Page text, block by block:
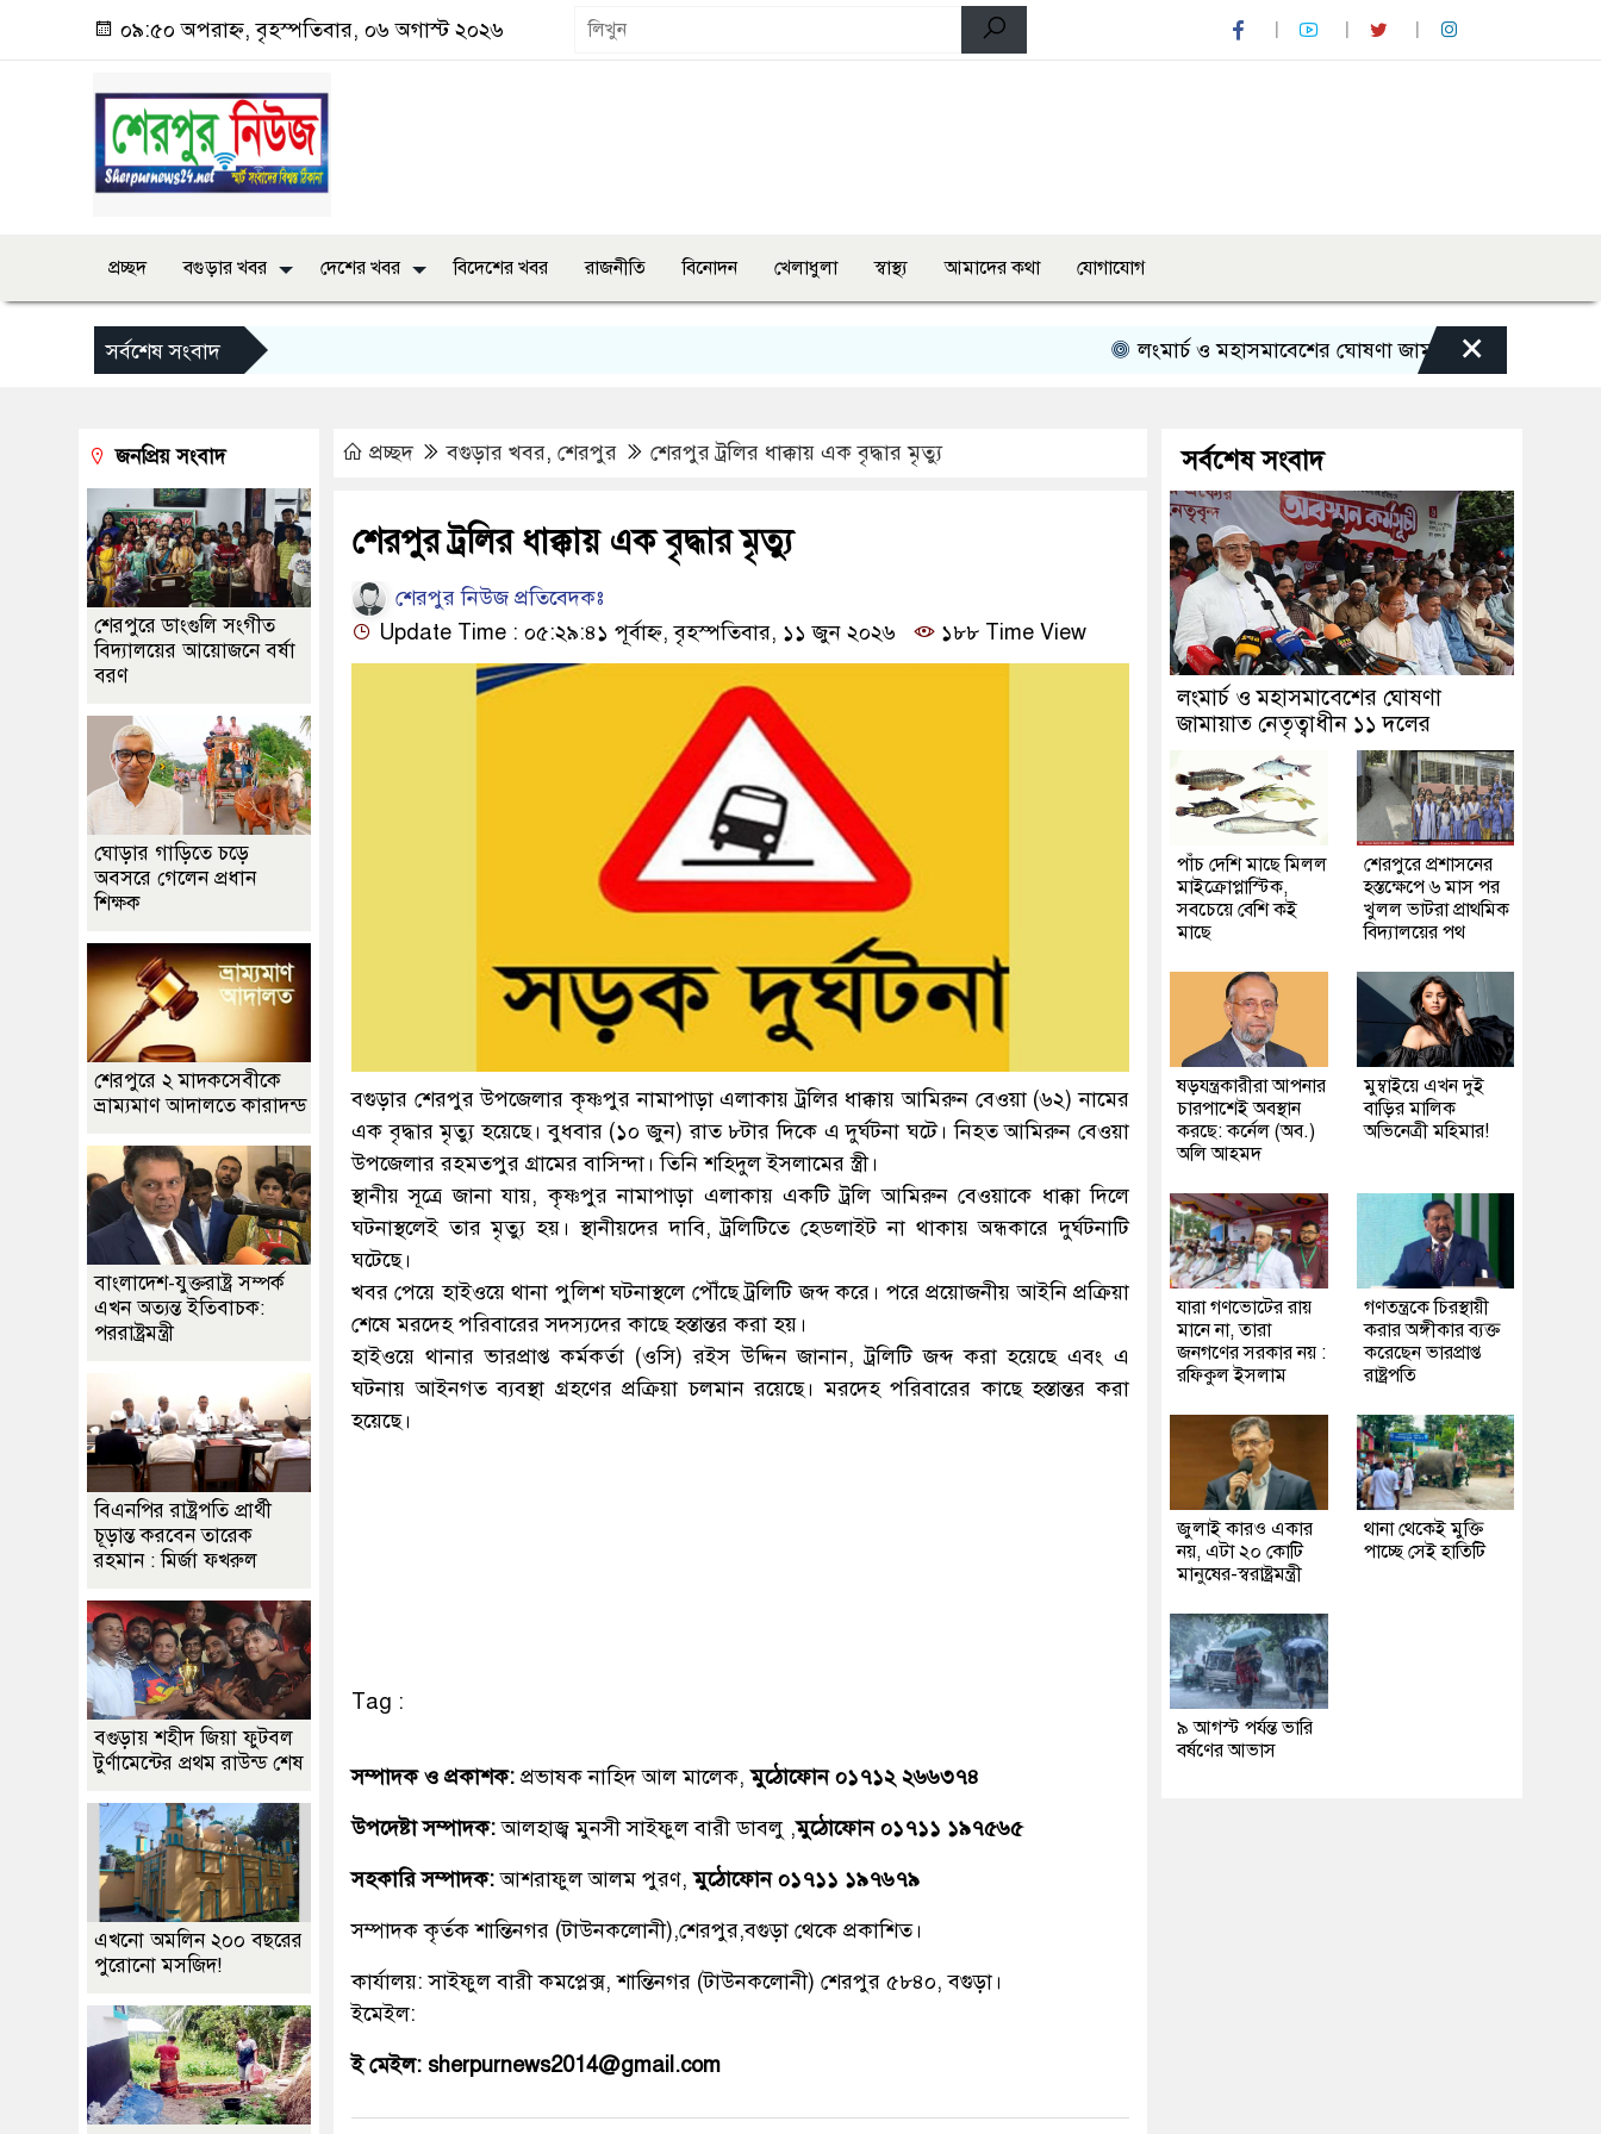
০৯:৫০ অপরাহ্ন, বৃহস্পতিবার, ০৬ অগাস্ট ২০২৬
প্রচ্ছদ বগুড়ার খবর দেশের খবর বিদেশের খবর রাজনীতি বিনোদন খেলাধুলা স্বাস্থ্য আমাদের কথা যোগাযোগ
সর্বশেষ সংবাদ লংমার্চ ও মহাসমাবেশের ঘোষণা জামায়াত নেতৃত্বাধীন ১১ দলের
×
প্রচ্ছদ বগুড়ার খবর, শেরপুর শেরপুর ট্রলির ধাক্কায় এক বৃদ্ধার মৃত্যু
শেরপুর ট্রলির ধাক্কায় এক বৃদ্ধার মৃত্যু
শেরপুর নিউজ প্রতিবেদকঃ
Update Time : ০৫:২৯:৪১ পূর্বাহ্ন, বৃহস্পতিবার, ১১ জুন ২০২৬
১৮৮ Time View
বগুড়ার শেরপুর উপজেলার কৃষ্ণপুর নামাপাড়া এলাকায় ট্রলির ধাক্কায় আমিরুন বেওয়া (৬২) নামের
এক বৃদ্ধার মৃত্যু হয়েছে। বুধবার (১০ জুন) রাত ৮টার দিকে এ দুর্ঘটনা ঘটে। নিহত আমিরুন বেওয়া
উপজেলার রহমতপুর গ্রামের বাসিন্দা। তিনি শহিদুল ইসলামের স্ত্রী।
স্থানীয় সূত্রে জানা যায়, কৃষ্ণপুর নামাপাড়া এলাকায় একটি ট্রলি আমিরুন বেওয়াকে ধাক্কা দিলে
ঘটনাস্থলেই তার মৃত্যু হয়। স্থানীয়দের দাবি, ট্রলিটিতে হেডলাইট না থাকায় অন্ধকারে দুর্ঘটনাটি
ঘটেছে।
খবর পেয়ে হাইওয়ে থানা পুলিশ ঘটনাস্থলে পৌঁছে ট্রলিটি জব্দ করে। পরে প্রয়োজনীয় আইনি প্রক্রিয়া
শেষে মরদেহ পরিবারের সদস্যদের কাছে হস্তান্তর করা হয়।
হাইওয়ে থানার ভারপ্রাপ্ত কর্মকর্তা (ওসি) রইস উদ্দিন জানান, ট্রলিটি জব্দ করা হয়েছে এবং এ
ঘটনায় আইনগত ব্যবস্থা গ্রহণের প্রক্রিয়া চলমান রয়েছে। মরদেহ পরিবারের কাছে হস্তান্তর করা
হয়েছে।
Tag :
সম্পাদক ও প্রকাশক: প্রভাষক নাহিদ আল মালেক,মুঠোফোন ০১৭১২ ২৬৬৩৭৪
উপদেষ্টা সম্পাদক:আলহাজ্ব মুনসী সাইফুল বারী ডাবলু ,মুঠোফোন ০১৭১১ ১৯৭৫৬৫
সহকারি সম্পাদক:আশরাফুল আলম পুরণ,মুঠোফোন ০১৭১১ ১৯৭৬৭৯
সম্পাদক কৃর্তক শান্তিনগর (টাউনকলোনী),শেরপুর,বগুড়া থেকে প্রকাশিত।
কার্যালয়: সাইফুল বারী কমপ্লেক্স, শান্তিনগর (টাউনকলোনী) শেরপুর ৫৮৪০, বগুড়া।
ইমেইল:
ই মেইল: sherpurnews2014@gmail.com
জনপ্রিয় সংবাদ
শেরপুরে ডাংগুলি সংগীত
বিদ্যালয়ের আয়োজনে বর্ষা
বরণ
ঘোড়ার গাড়িতে চড়ে
অবসরে গেলেন প্রধান
শিক্ষক
শেরপুরে ২ মাদকসেবীকে
ভ্রাম্যমাণ আদালতে কারাদন্ড
বাংলাদেশ-যুক্তরাষ্ট্র সম্পর্ক
এখন অত্যন্ত ইতিবাচক:
পররাষ্ট্রমন্ত্রী
বিএনপির রাষ্ট্রপতি প্রার্থী
চূড়ান্ত করবেন তারেক
রহমান : মির্জা ফখরুল
বগুড়ায় শহীদ জিয়া ফুটবল
টুর্ণামেন্টের প্রথম রাউন্ড শেষ
এখনো অমলিন ২০০ বছরের
পুরোনো মসজিদ!
সর্বশেষ সংবাদ
লংমার্চ ও মহাসমাবেশের ঘোষণা
জামায়াত নেতৃত্বাধীন ১১ দলের
পাঁচ দেশি মাছে মিলল
মাইক্রোপ্লাস্টিক,
সবচেয়ে বেশি কই
মাছে
শেরপুরে প্রশাসনের
হস্তক্ষেপে ৬ মাস পর
খুলল ভাটরা প্রাথমিক
বিদ্যালয়ের পথ
ষড়যন্ত্রকারীরা আপনার
চারপাশেই অবস্থান
করছে: কর্নেল (অব.)
অলি আহমদ
মুম্বাইয়ে এখন দুই
বাড়ির মালিক
অভিনেত্রী মহিমার!
যারা গণভোটের রায়
মানে না, তারা
জনগণের সরকার নয় :
রফিকুল ইসলাম
গণতন্ত্রকে চিরস্থায়ী
করার অঙ্গীকার ব্যক্ত
করেছেন ভারপ্রাপ্ত
রাষ্ট্রপতি
জুলাই কারও একার
নয়, এটা ২০ কোটি
মানুষের-স্বরাষ্ট্রমন্ত্রী
থানা থেকেই মুক্তি
পাচ্ছে সেই হাতিটি
৯ আগস্ট পর্যন্ত ভারি
বর্ষণের আভাস